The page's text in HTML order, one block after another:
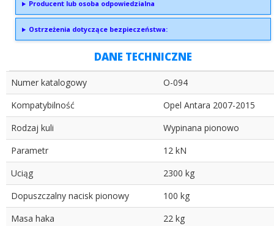
Producent lub osoba odpowiedzialna
Ostrzeżenia dotyczące bezpieczeństwa:
DANE TECHNICZNE
Numer katalogowy
O-094
Kompatybilność
Opel Antara 2007-2015
Rodzaj kuli
Wypinana pionowo
Parametr
12 kN
Uciąg
2300 kg
Dopuszczalny nacisk pionowy
100 kg
Masa haka
22 kg